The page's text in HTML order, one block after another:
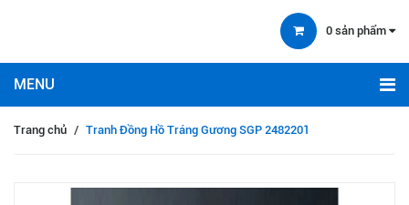
0 sản phẩm
Trang chủ / Tranh Đồng Hồ Tráng Gương SGP 2482201